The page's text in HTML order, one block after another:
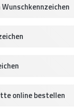
online bestellen